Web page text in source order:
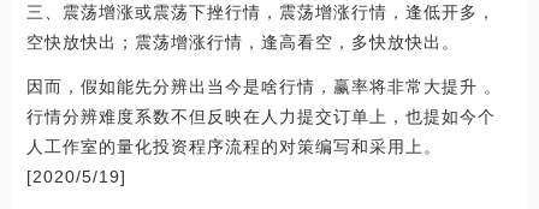
三、震荡增涨或震荡下挫行情，震荡增涨行情，逢低开多，
空快放快出；震荡增涨行情，逢高看空，多快放快出。
因而，假如能先分辨出当今是啥行情，赢率将非常大提升 。
行情分辨难度系数不但反映在人力提交订单上，也提如今个
人工作室的量化投资程序流程的对策编写和采用上。
[2020/5/19]